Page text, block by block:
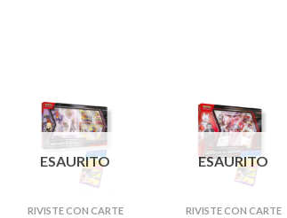
ESAURITO
RIVISTE CON CARTE
ESAURITO
RIVISTE CON CARTE